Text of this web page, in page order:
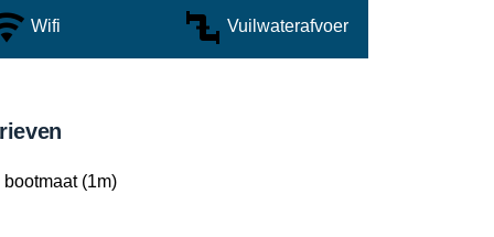
Wifi Vuilwaterafvoer
bootmaat (1m)